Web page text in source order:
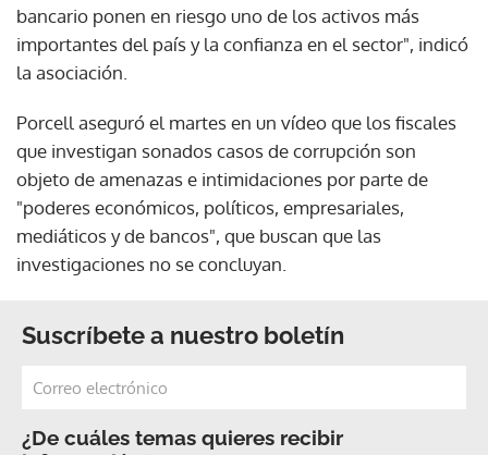
bancario ponen en riesgo uno de los activos más
importantes del país y la confianza en el sector", indicó
la asociación.
Porcell aseguró el martes en un vídeo que los fiscales
que investigan sonados casos de corrupción son
objeto de amenazas e intimidaciones por parte de
"poderes económicos, políticos, empresariales,
mediáticos y de bancos", que buscan que las
investigaciones no se concluyan.
Suscríbete a nuestro boletín
¿De cuáles temas quieres recibir